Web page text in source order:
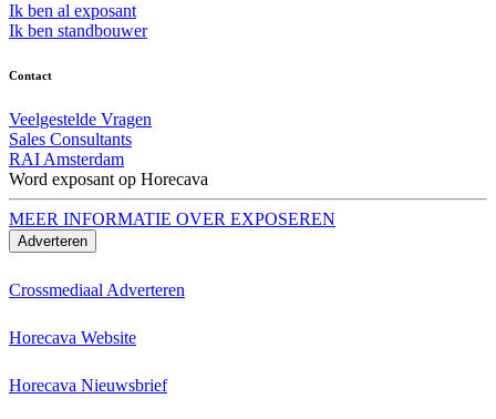
Ik ben al exposant
Ik ben standbouwer
Contact
Veelgestelde Vragen
Sales Consultants
RAI Amsterdam
Word exposant op Horecava
MEER INFORMATIE OVER EXPOSEREN
Adverteren
Crossmediaal Adverteren
Horecava Website
Horecava Nieuwsbrief